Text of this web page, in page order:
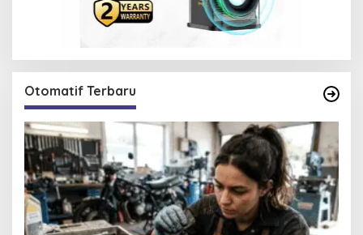
Otomatif Terbaru